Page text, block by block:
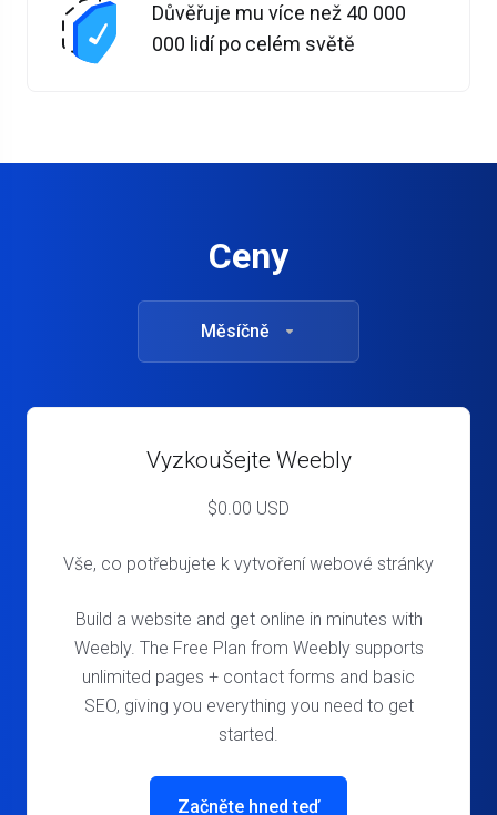
Důvěřuje mu více než 40 000
000 lidí po celém světě
Ceny
Měsíčně
Vyzkoušejte Weebly
$0.00 USD
Vše, co potřebujete k vytvoření webové stránky
Build a website and get online in minutes with
Weebly. The Free Plan from Weebly supports
unlimited pages + contact forms and basic
SEO, giving you everything you need to get
started.
Začněte hned teď